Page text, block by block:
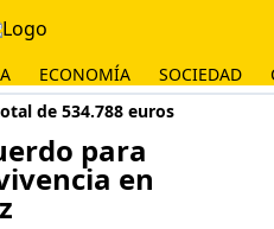
ECONOMÍA SOCIEDAD
de 534.788 euros
para
en